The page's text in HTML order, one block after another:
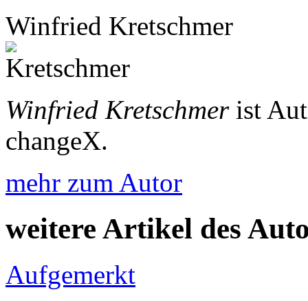
Winfried Kretschmer
Winfried Kretschmerist
changeX.
mehr zum Autor
weitere Artikel des
Aufgemerkt